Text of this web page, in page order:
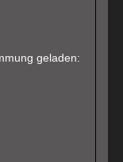
geladen: